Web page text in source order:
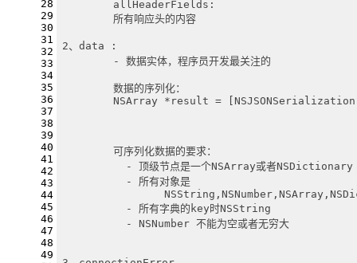
28
29
30
31
32
33
34
35
36
37
38
39
40
41
42
43
44
45
46
47
48
49
	allHeaderFields:
	所有响应头的内容
2、data :
	- 数据实体，程序员开发最关注的
	数据的序列化：
NSArray *result =
	可序列化数据的要求：
	  - 顶级节点是一个NSArray或者NSDictionary
	  - 所有对象是
	  - 所有字典的key时NSString
	  - NSNumber 不能为空或者无穷大